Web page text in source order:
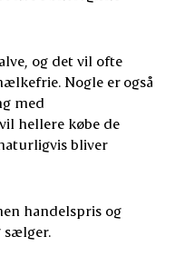
og det vil ofte
Nogle er også
med
hellere købe de
bliver
handelspris og
sælger.